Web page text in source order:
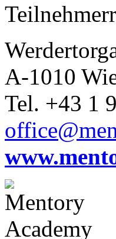
A-1010
Tel. +43 1